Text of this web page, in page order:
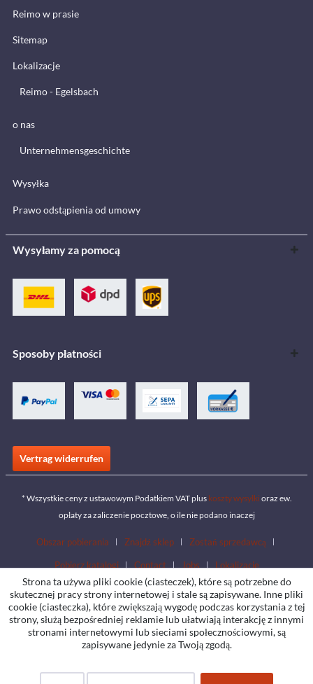
Reimo w prasie
Sitemap
Lokalizacje
Reimo - Egelsbach
o nas
Unternehmensgeschichte
Wysyłka
Prawo odstąpienia od umowy
Wysyłamy za pomocą
Sposoby płatności
Vertrag widerrufen
* Wszystkie ceny z ustawowym Podatkiem VAT plus koszty wysyłki oraz ew.
opłaty za zaliczenie pocztowe, o ile nie podano inaczej
Obszar pobierania Znajdź sklep Zostań sprzedawcą
Pobierz katalogi Contact Jobs Lokalizacje
Strona ta używa pliki cookie (ciasteczek), które są potrzebne do
skutecznej pracy strony internetowej i stale są zapisywane. Inne pliki
cookie (ciasteczka), które zwiększają wygodę podczas korzystania z tej
strony, służą bezpośredniej reklamie lub ułatwiają interakcję z innymi
stronami internetowymi lub sieciami społecznościowymi, są
zapisywane jedynie za Twoją zgodą.